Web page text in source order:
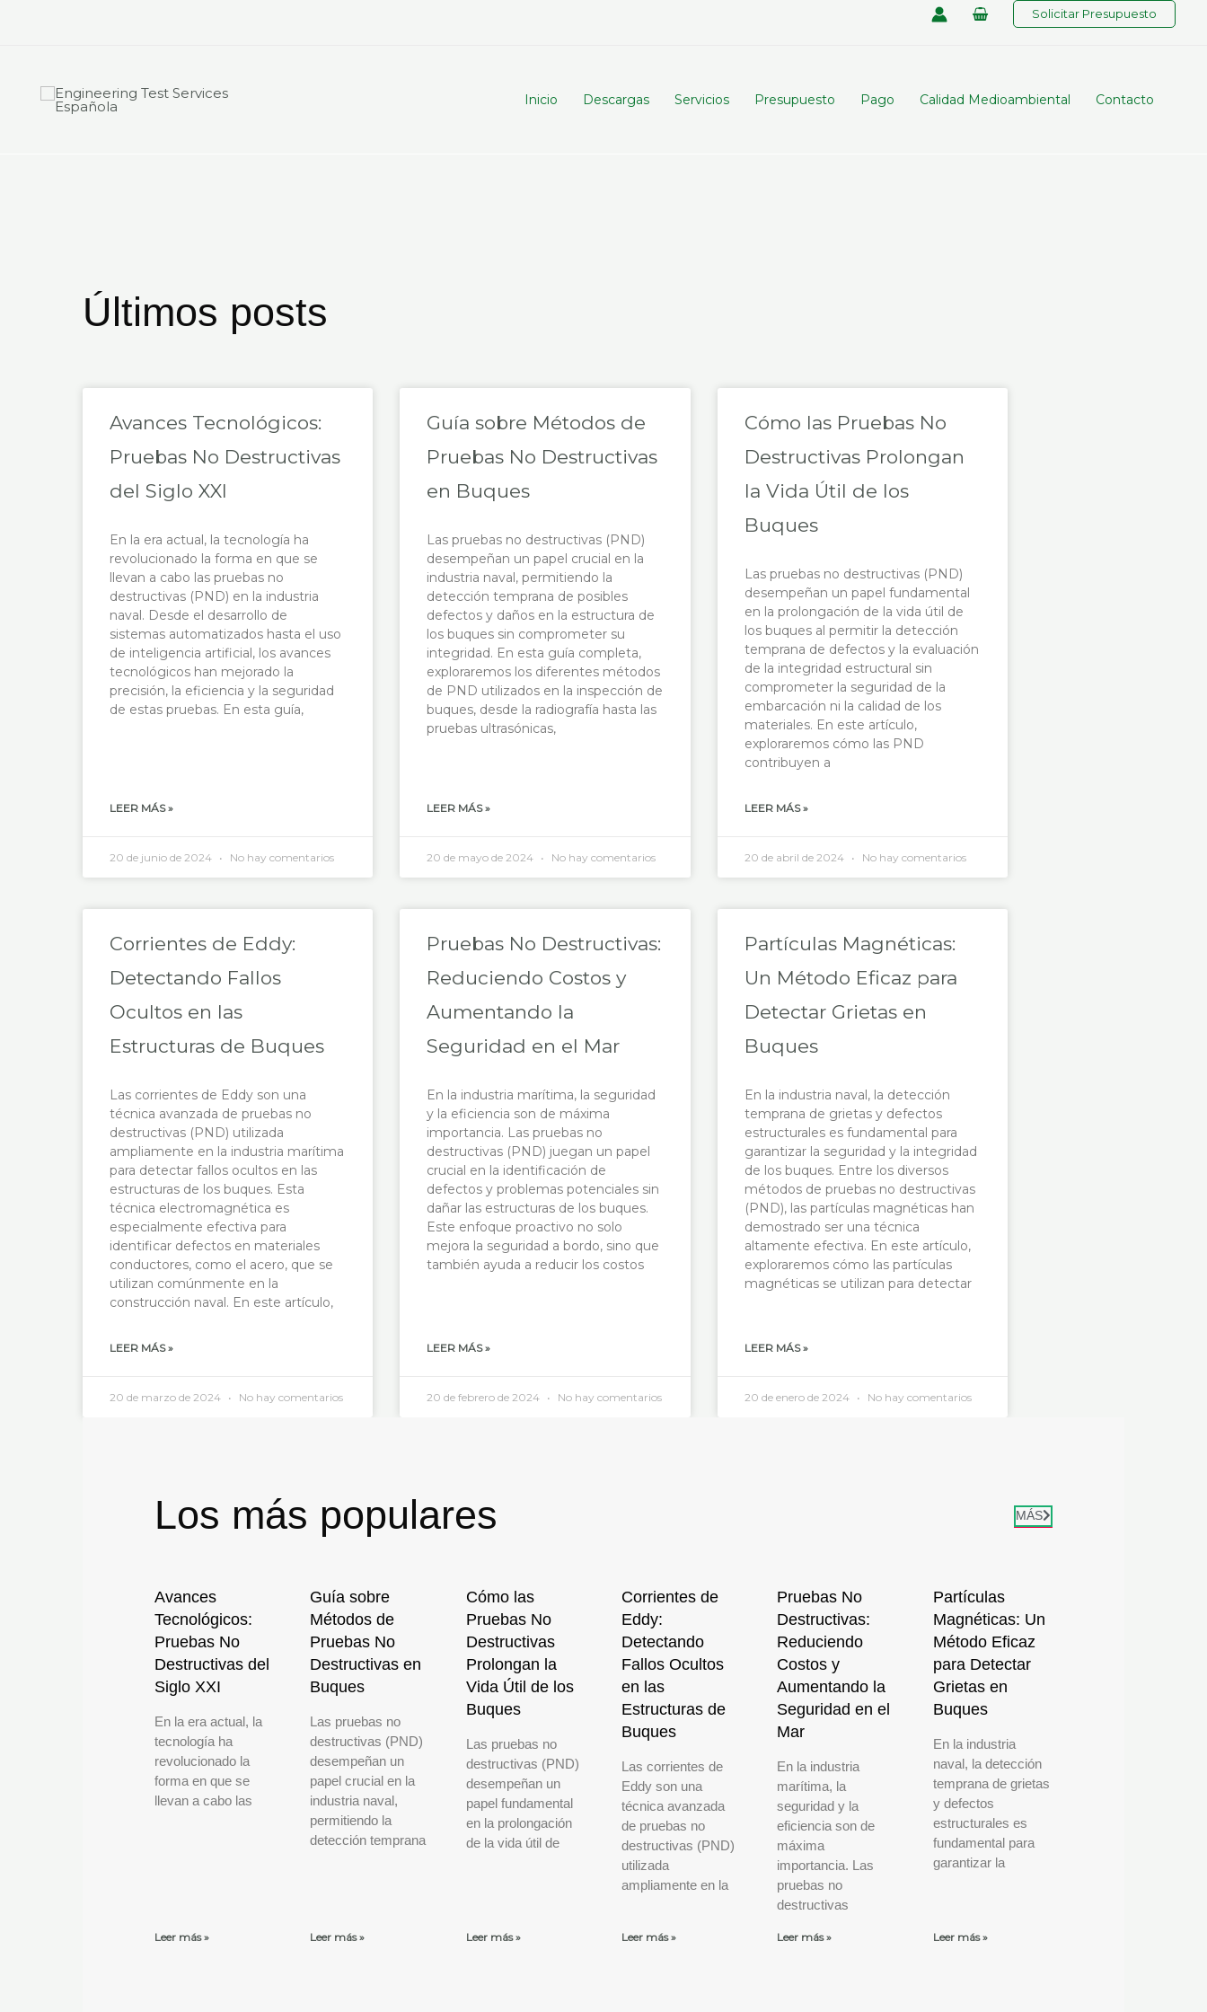
Solicitar Presupuesto
Inicio Descargas Servicios Presupuesto Pago Calidad Medioambiental Contacto
Últimos posts
Avances Tecnológicos:
Pruebas No Destructivas
del Siglo XXI
En la era actual, la tecnología ha
revolucionado la forma en que se
llevan a cabo las pruebas no
destructivas (PND) en la industria
naval. Desde el desarrollo de
sistemas automatizados hasta el uso
de inteligencia artificial, los avances
tecnológicos han mejorado la
precisión, la eficiencia y la seguridad
de estas pruebas. En esta guía,
LEER MÁS »
20 de junio de 2024 No hay comentarios
Guía sobre Métodos de
Pruebas No Destructivas
en Buques
Las pruebas no destructivas (PND)
desempeñan un papel crucial en la
industria naval, permitiendo la
detección temprana de posibles
defectos y daños en la estructura de
los buques sin comprometer su
integridad. En esta guía completa,
exploraremos los diferentes métodos
de PND utilizados en la inspección de
buques, desde la radiografía hasta las
pruebas ultrasónicas,
LEER MÁS »
20 de mayo de 2024 No hay comentarios
Cómo las Pruebas No
Destructivas Prolongan
la Vida Útil de los
Buques
Las pruebas no destructivas (PND)
desempeñan un papel fundamental
en la prolongación de la vida útil de
los buques al permitir la detección
temprana de defectos y la evaluación
de la integridad estructural sin
comprometer la seguridad de la
embarcación ni la calidad de los
materiales. En este artículo,
exploraremos cómo las PND
contribuyen a
LEER MÁS »
20 de abril de 2024 No hay comentarios
Corrientes de Eddy:
Detectando Fallos
Ocultos en las
Estructuras de Buques
Las corrientes de Eddy son una
técnica avanzada de pruebas no
destructivas (PND) utilizada
ampliamente en la industria marítima
para detectar fallos ocultos en las
estructuras de los buques. Esta
técnica electromagnética es
especialmente efectiva para
identificar defectos en materiales
conductores, como el acero, que se
utilizan comúnmente en la
construcción naval. En este artículo,
LEER MÁS »
20 de marzo de 2024 No hay comentarios
Pruebas No Destructivas:
Reduciendo Costos y
Aumentando la
Seguridad en el Mar
En la industria marítima, la seguridad
y la eficiencia son de máxima
importancia. Las pruebas no
destructivas (PND) juegan un papel
crucial en la identificación de
defectos y problemas potenciales sin
dañar las estructuras de los buques.
Este enfoque proactivo no solo
mejora la seguridad a bordo, sino que
también ayuda a reducir los costos
LEER MÁS »
20 de febrero de 2024 No hay comentarios
Partículas Magnéticas:
Un Método Eficaz para
Detectar Grietas en
Buques
En la industria naval, la detección
temprana de grietas y defectos
estructurales es fundamental para
garantizar la seguridad y la integridad
de los buques. Entre los diversos
métodos de pruebas no destructivas
(PND), las partículas magnéticas han
demostrado ser una técnica
altamente efectiva. En este artículo,
exploraremos cómo las partículas
magnéticas se utilizan para detectar
LEER MÁS »
20 de enero de 2024 No hay comentarios
Los más populares MÁS
Avances
Tecnológicos:
Pruebas No
Destructivas del
Siglo XXI
En la era actual, la
tecnología ha
revolucionado la
forma en que se
llevan a cabo las
Leer más »
Guía sobre
Métodos de
Pruebas No
Destructivas en
Buques
Las pruebas no
destructivas (PND)
desempeñan un
papel crucial en la
industria naval,
permitiendo la
detección temprana
Leer más »
Cómo las
Pruebas No
Destructivas
Prolongan la
Vida Útil de los
Buques
Las pruebas no
destructivas (PND)
desempeñan un
papel fundamental
en la prolongación
de la vida útil de
Leer más »
Corrientes de
Eddy:
Detectando
Fallos Ocultos
en las
Estructuras de
Buques
Las corrientes de
Eddy son una
técnica avanzada
de pruebas no
destructivas (PND)
utilizada
ampliamente en la
Leer más »
Pruebas No
Destructivas:
Reduciendo
Costos y
Aumentando la
Seguridad en el
Mar
En la industria
marítima, la
seguridad y la
eficiencia son de
máxima
importancia. Las
pruebas no
destructivas
Leer más »
Partículas
Magnéticas: Un
Método Eficaz
para Detectar
Grietas en
Buques
En la industria
naval, la detección
temprana de grietas
y defectos
estructurales es
fundamental para
garantizar la
Leer más »